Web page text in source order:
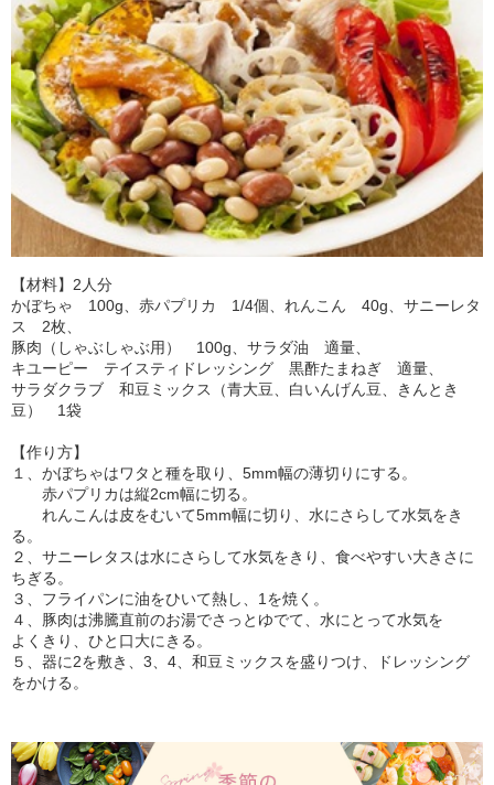
【材料】2人分
かぼちゃ 100g、赤パプリカ 1/4個、れんこん 40g、サニーレタ
ス 2枚、
豚肉（しゃぶしゃぶ用） 100g、サラダ油 適量、
キユーピー テイスティドレッシング 黒酢たまねぎ 適量、
サラダクラブ 和豆ミックス（青大豆、白いんげん豆、きんとき
豆） 1袋
【作り方】
１、かぼちゃはワタと種を取り、5mm幅の薄切りにする。
赤パプリカは縦2cm幅に切る。
れんこんは皮をむいて5mm幅に切り、水にさらして水気をき
る。
２、サニーレタスは水にさらして水気をきり、食べやすい大きさに
ちぎる。
３、フライパンに油をひいて熱し、1を焼く。
４、豚肉は沸騰直前のお湯でさっとゆでて、水にとって水気を
よくきり、ひと口大にきる。
５、器に2を敷き、3、4、和豆ミックスを盛りつけ、ドレッシング
をかける。